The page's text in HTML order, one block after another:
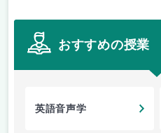
おすすめの授業
英語音声学